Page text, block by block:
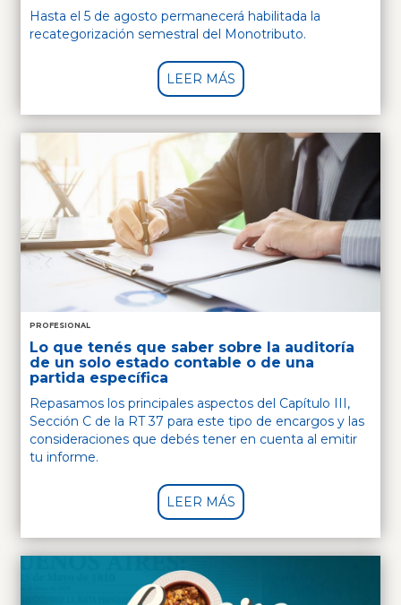
Hasta el 5 de agosto permanecerá habilitada la
recategorización semestral del Monotributo.
LEER MÁS
PROFESIONAL
Lo que tenés que saber sobre la auditoría
de un solo estado contable o de una
partida específica
Repasamos los principales aspectos del Capítulo III,
Sección C de la RT 37 para este tipo de encargos y las
consideraciones que debés tener en cuenta al emitir
tu informe.
LEER MÁS